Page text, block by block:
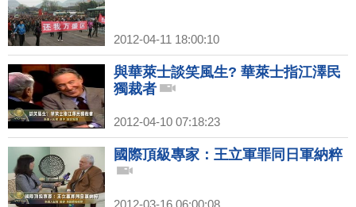
2012-04-11 18:00:10
與華萊士談笑風生? 華萊士指江澤民
獨裁者
2012-04-10 07:18:23
國際頂級專家：王立軍罪同日軍納粹